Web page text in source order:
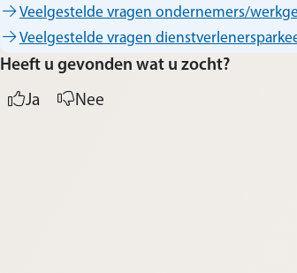
Veelgestelde vragen ondernemers/
Veelgestelde vragen
Heeft u gevonden wat u zocht?
Ja
Nee